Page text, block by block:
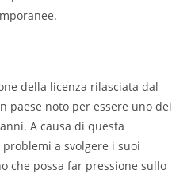
della licenza rilasciata dal
paese noto per essere uno dei
A causa di questa
a svolgere i suoi
che possa far pressione sullo